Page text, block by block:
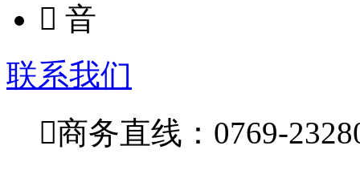

联系我们
商务直线：0769-